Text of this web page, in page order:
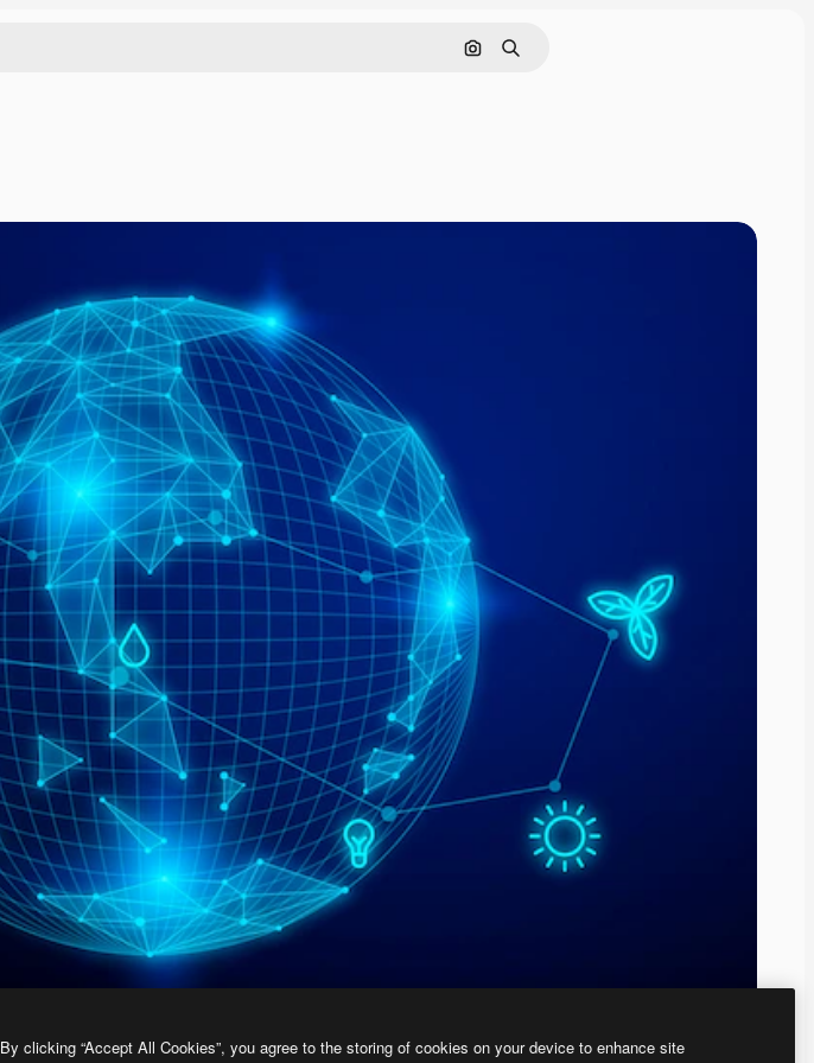
画像で検索
検索
By clicking “Accept All Cookies”, you agree to the storing of cookies on your device to enhance site